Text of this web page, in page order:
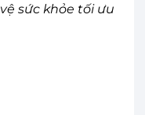
sức khỏe tối ưu